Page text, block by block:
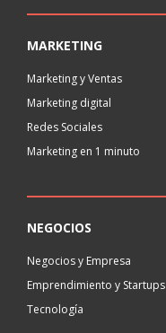
MARKETING
Marketing y Ventas
Marketing digital
Redes Sociales
Marketing en 1 minuto
NEGOCIOS
Negocios y Empresa
Emprendimiento y Startups
Tecnología